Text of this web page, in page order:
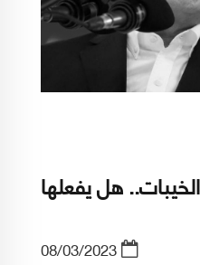
هل يفعلها
08/03/2023